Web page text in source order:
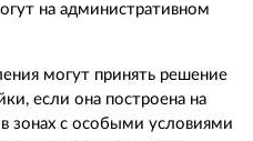
на административном
могут принять решение
если она построена на
зонах с особыми условиями